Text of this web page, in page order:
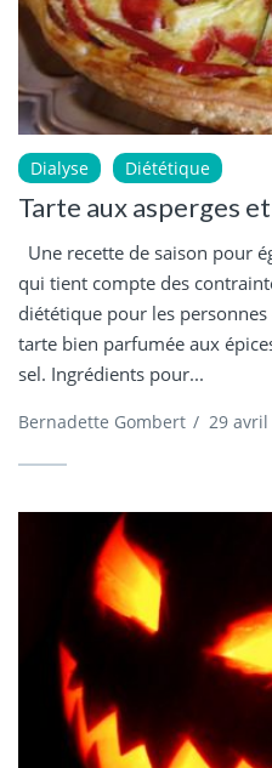
Dialyse Diététique
Tarte aux asperges
Une recette de saison pour
qui tient compte des
diététique pour les
tarte bien parfumée aux
sel. Ingrédients pour...
Bernadette Gombert / 29 avril